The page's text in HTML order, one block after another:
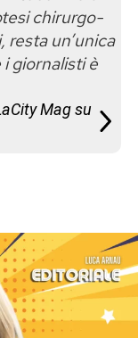
chirurgo-
un’unica
giornalisti è
Mag su